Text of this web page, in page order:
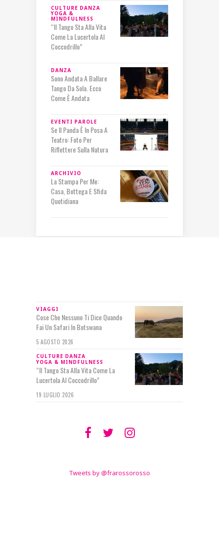
CULTURE DANZA
YOGA &
MINDFULNESS
“Il Tango Sta Alla Vita
Come La Lucertola Al
Coccodrillo”
DANZA
Sono Andata A Ballare
Tango Da Sola. Ecco
Come È Andata
EVENTI PAROLE
Se Il Panda È In Posa A
Teatro: Foto Per
Riflettere Sulla Natura
ARCHIVIO
La Stampa Per Me:
Casa, Bottega E Sfida
Quotidiana
VIAGGI
Cose Che Nessuno Ti Dice Quando
Fai Un Safari In Botswana
5 AGOSTO 2026
CULTURE DANZA
YOGA & MINDFULNESS
“Il Tango Sta Alla Vita Come La
Lucertola Al Coccodrillo”
19 LUGLIO 2026
Tweets by @frarossorosso